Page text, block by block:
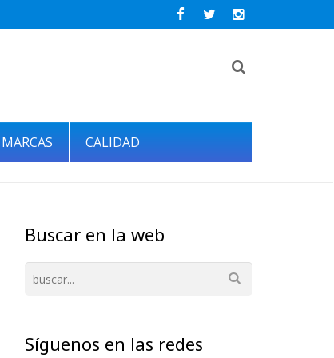
MARCAS CALIDAD
Buscar en la web
Síguenos en las redes